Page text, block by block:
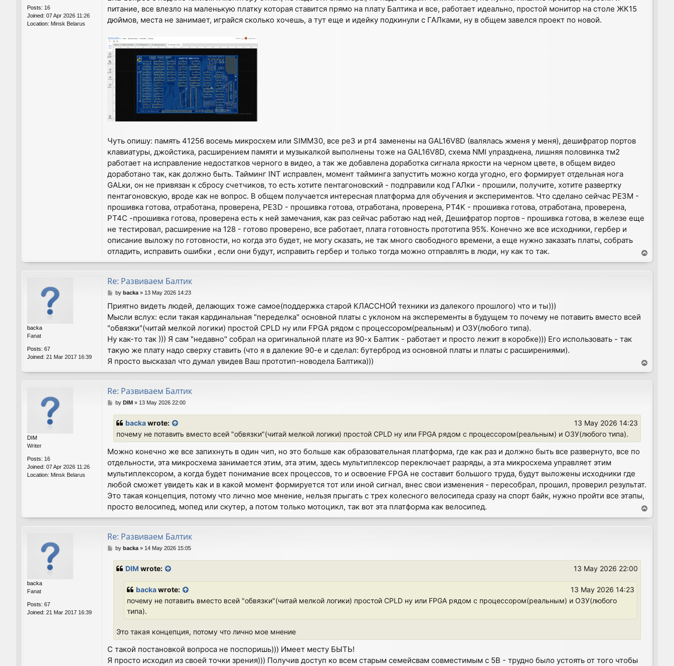
Posts: 16
Joined: 07 Apr 2026 11:26
Location: Minsk Belarus
питание, все влезло на маленькую платку которая ставится прямо на плату Балтика и все, работает идеально, простой монитор на столе ЖК15
дюймов, места не занимает, играйся сколько хочешь, а тут еще и идейку подкинули с ГАЛками, ну в общем завелся проект по новой.
Чуть опишу: память 41256 восемь микросхем или SIMM30, все ре3 и рт4 заменены на GAL16V8D (валялась жменя у меня), дешифратор портов
клавиатуры, джойстика, расширением памяти и музыкалкой выполнены тоже на GAL16V8D, схема NMI упразднена, лишняя половинка тм2
работает на исправление недостатков черного в видео, а так же добавлена доработка сигнала яркости на черном цвете, в общем видео
доработано так, как должно быть. Тайминг INT исправлен, момент тайминга запустить можно когда угодно, его формирует отдельная нога
GALки, он не привязан к сбросу счетчиков, то есть хотите пентагоновский - подправили код ГАЛки - прошили, получите, хотите развертку
пентагоновскую, вроде как не вопрос. В общем получается интересная платформа для обучения и экспериментов. Что сделано сейчас РЕ3М -
прошивка готова, отработана, проверена, РЕ3D - прошивка готова, отработана, проверена, РТ4K - прошивка готова, отработана, проверена,
РТ4С -прошивка готова, проверена есть к ней замечания, как раз сейчас работаю над ней, Дешифратор портов - прошивка готова, в железе еще
не тестировал, расширение на 128 - готово проверено, все работает, плата готовность прототипа 95%. Конечно же все исходники, гербер и
описание выложу по готовности, но когда это будет, не могу сказать, не так много свободного времени, а еще нужно заказать платы, собрать
отладить, исправить ошибки , если они будут, исправить гербер и только тогда можно отправлять в люди, ну как то так.
o
p
backa
Fanat
Posts: 67
Joined: 21 Mar 2017 16:39
Re: Развиваем Балтик
P
s
t
by backa» 13 May 2026 14:23
Приятно видеть людей, делающих тоже самое(поддержка старой КЛАССНОЙ техники из далекого прошлого) что и ты)))
Мысли вслух: если такая кардинальная "переделка" основной платы с уклоном на эксперементы в будущем то почему не потавить вместо всей
"обвязки"(читай мелкой логики) простой CPLD ну или FPGA рядом с процессором(реальным) и ОЗУ(любого типа).
Ну как-то так ))) Я сам "недавно" собрал на оригинальной плате из 90-х Балтик - работает и просто лежит в коробке))) Его использовать - так
такую же плату надо сверху ставить (что я в далекие 90-е и сделал: бутерброд из основной платы и платы с расширениями).
Я просто высказал что думал увидев Ваш прототип-новодела Балтика)))
o
p
DIM
Writer
Posts: 16
Joined: 07 Apr 2026 11:26
Location: Minsk Belarus
Re: Развиваем Балтик
Pby DIM» 13 May 2026 22:00
backawrote:
13 May 2026 14:23
почему не потавить вместо всей "обвязки"(читай мелкой логики) простой CPLD ну или FPGA рядом с процессором(реальным) и ОЗУ(любого типа).
Можно конечно же все запихнуть в один чип, но это больше как образовательная платформа, где как раз и должно быть все развернуто, все по
отдельности, эта микросхема занимается этим, эта этим, здесь мультиплексор переключает разряды, а эта микросхема управляет этим
мультиплексором, а когда будет понимание всех процессов, то и освоение FPGA не составит большого труда, будут выложены исходники где
любой сможет увидеть как и в какой момент формируется тот или иной сигнал, внес свои изменения - пересобрал, прошил, проверил результат.
Это такая концепция, потому что лично мое мнение, нельзя прыгать с трех колесного велосипеда сразу на спорт байк, нужно пройти все этапы,
просто велосипед, мопед или скутер, а потом только мотоцикл, так вот эта платформа как велосипед.
o
p
backa
Fanat
Posts: 67
Joined: 21 Mar 2017 16:39
Re: Развиваем Балтик
Pby backa» 14 May 2026 15:05
DIM wrote: 13 May 2026 22:00
backawrote:
13 May 2026 14:23
почему не потавить вместо всей "обвязки"(читай мелкой логики) простой CPLD ну или FPGA рядом с процессором(реальным) и ОЗУ(любого
типа).
Это такая концепция, потому что лично мое мнение
С такой постановкой вопроса не поспоришь))) Имеет месту БЫТЬ!
Я просто исходил из своей точки зрения))) Получив доступ ко всем старым семейсвам совместимым с 5В - трудно было устоять от того чтобы